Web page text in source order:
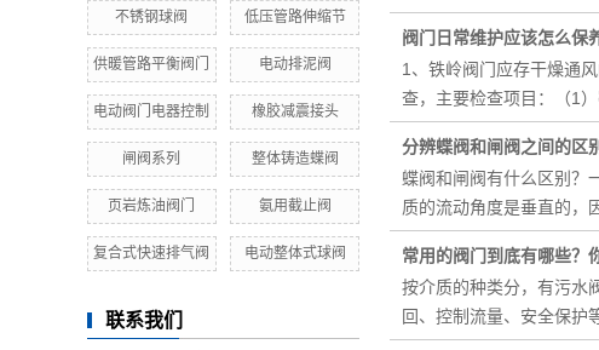
不锈钢球阀 低压管路伸缩节
供暖管路平衡阀门 电动排泥阀
电动阀门电器控制 橡胶减震接头
闸阀系列 整体铸造蝶阀
页岩炼油阀门 氨用截止阀
复合式快速排气阀 电动整体式球阀
联系我们
阀门日常维护应该怎么保
1、铁岭阀门应存干燥通
查，主要检查项目：（1
分辨蝶阀和闸阀之间的区
蝶阀和闸阀有什么区别？
质的流动角度是垂直的，
常用的阀门到底有哪些？
按介质的种类分，有污水
回、控制流量、安全保护